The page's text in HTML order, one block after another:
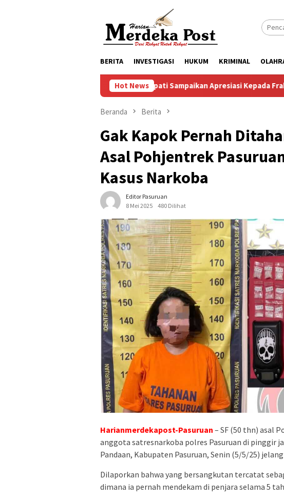
BERITA INVESTIGASI HUKUM KRIMINAL
Hot News
Mas Bupati Sampaikan Apresiasi Kepada Fraksi -Fraksi Atas
Beranda Berita
Gak Kapok Pernah
Asal Pohjentrek
Kasus Narkoba
Editor Pasuruan
8 Mei 2025
480 Dilihat
Harianmerdekapost-Pasuruan – SF (50 thn) asal
anggota satresnarkoba polres Pasuruan di pinggir
Pandaan, Kabupaten Pasuruan, Senin (5/5/25)
Dilaporkan bahwa yang bersangkutan tercatat
dimana ia pernah mendekam di penjara selama 5